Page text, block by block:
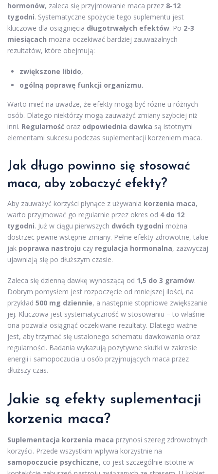
hormonów, zaleca się przyjmowanie maca przez 8-12
tygodni. Systematyczne spożycie tego suplementu jest
kluczowe dla osiągnięcia długotrwałych efektów. Po 2-3
miesiącach można oczekiwać bardziej zauważalnych
rezultatów, które obejmują:
zwiększone libido,
ogólną poprawę funkcji organizmu.
Warto mieć na uwadze, że efekty mogą być różne u różnych
osób. Dlatego niektórzy mogą zauważyć zmiany szybciej niż
inni. Regularność oraz odpowiednia dawka są istotnymi
elementami sukcesu podczas suplementacji korzeniem maca.
Jak długo powinno się stosować
maca, aby zobaczyć efekty?
Aby zauważyć korzyści płynące z używania korzenia maca,
warto przyjmować go regularnie przez okres od 4 do 12
tygodni. Już w ciągu pierwszych dwóch tygodni można
dostrzec pewne wstępne zmiany. Pełne efekty zdrowotne, takie
jak poprawa nastroju czy regulacja hormonalna, zazwyczaj
ujawniają się po dłuższym czasie.
Zaleca się dzienną dawkę wynoszącą od 1,5 do 3 gramów.
Dobrym pomysłem jest rozpoczęcie od mniejszej ilości, na
przykład 500 mg dziennie, a następnie stopniowe zwiększanie
jej. Kluczowa jest systematyczność w stosowaniu – to właśnie
ona pozwala osiągnąć oczekiwane rezultaty. Dlatego ważne
jest, aby trzymać się ustalonego schematu dawkowania oraz
regularności. Badania wykazują pozytywne skutki w zakresie
energii i samopoczucia u osób przyjmujących maca przez
dłuższy czas.
Jakie są efekty suplementacji
korzenia maca?
Suplementacja korzenia maca przynosi szereg zdrowotnych
korzyści. Przede wszystkim wpływa korzystnie na
samopoczucie psychiczne, co jest szczególnie istotne w